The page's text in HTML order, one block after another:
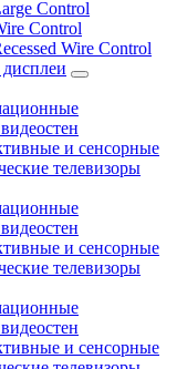
Control
Control
Wire Control
и сенсорные
телевизоры
и сенсорные
телевизоры
и сенсорные